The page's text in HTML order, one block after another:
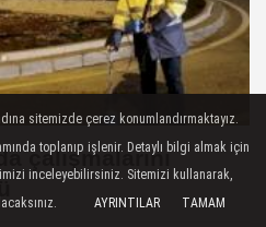
çalışmalarını
sitemizde çerez konumlandırmaktayız.
toplanıp işlenir. Detaylı bilgi almak için
inceleyebilirsiniz. Sitemizi kullanarak,
AYRINTILAR TAMAM